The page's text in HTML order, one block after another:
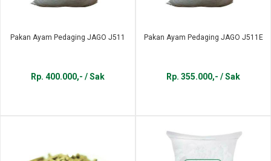
Pakan Ayam Pedaging JAGO J511
Rp. 400.000,- / Sak
Pakan Ayam Pedaging JAGO J511E
Rp. 355.000,- / Sak